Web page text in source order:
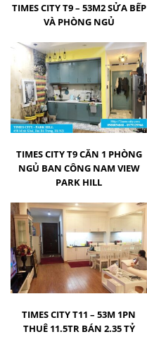
TIMES CITY T9 – 53M2 SỬA BẾP
VÀ PHÒNG NGỦ
TIMES CITY T9 CĂN 1 PHÒNG
NGỦ BAN CÔNG NAM VIEW
PARK HILL
TIMES CITY T11 – 53M 1PN
THUÊ 11.5TR BÁN 2.35 TỶ